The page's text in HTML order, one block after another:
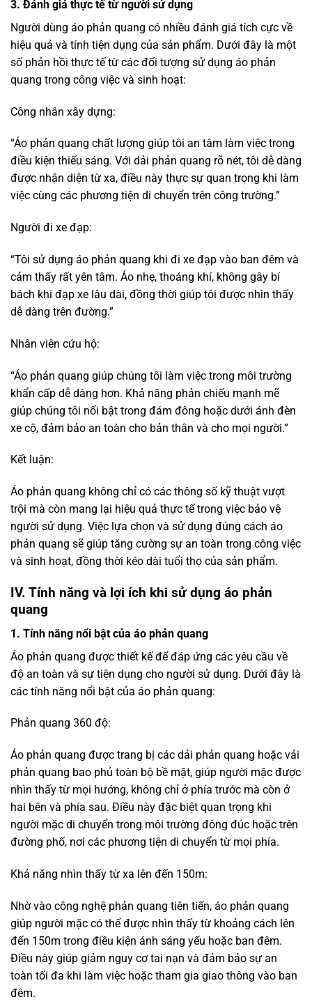
Nhân viên cứu hộ:
“Áo phản quang giúp chúng tôi làm việc trong môi trường
khẩn cấp dễ dàng hơn. Khả năng phản chiếu mạnh mẽ
giúp chúng tôi nổi bật trong đám đông hoặc dưới ánh đèn
Áo phản quang không chỉ có các thông số kỹ thuật vượt
trội mà còn mang lại hiệu quả thực tế trong việc bảo vệ
người sử dụng. Việc lựa chọn và sử dụng đúng cách áo
và sinh hoạt, đồng thời kéo dài tuổi thọ của sản phẩm.
IV. Tính năng và lợi ích khi sử dụng áo phản
quang
1. Tính năng nổi bật của áo phản quang
Áo phản quang được thiết kế để đáp ứng các yêu cầu về
độ an toàn và sự tiện dụng cho người sử dụng. Dưới đây là
Phản quang 360 độ:
Áo phản quang được trang bị các dải phản quang hoặc vải
phản quang bao phủ toàn bộ bề mặt, giúp người mặc được
nhìn thấy từ mọi hướng, không chỉ ở phía trước mà còn ở
người mặc di chuyển trong môi trường đông đúc hoặc trên
đường phố, nơi các phương tiện di chuyển từ mọi phía.
Khả năng nhìn thấy từ xa lên đến 150m:
Nhờ vào công nghệ phản quang tiên tiến, áo phản quang
giúp người mặc có thể được nhìn thấy từ khoảng cách lên
đến 150m trong điều kiện ánh sáng yếu hoặc ban đêm.
toàn tối đa khi làm việc hoặc tham gia giao thông vào ban
đêm.
Chống nước và chống tia UV:
Đối với các mẫu áo phản quang cao cấp, ngoài khả năng
chống nước, giúp người mặc không bị ướt trong điều kiện
mưa. Một số sản phẩm còn có khả năng chống tia UV, bảo
vệ người mặc khỏi tác động xấu của ánh nắng mặt trời
trong những ngày hè oi ả.
Thiết kế nhẹ và thoáng khí:
Các sản phẩm áo phản quang hiện nay thường được làm
thoải mái ngay cả khi làm việc trong thời gian dài. Điều này
đặc biệt quan trọng đối với những người làm việc ngoài
trời hoặc tham gia các hoạt động thể thao như chạy bộ,
đạp xe.
2. Lợi ích thiết thực khi sử dụng áo phản quang